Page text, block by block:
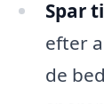
Spar
efter
de